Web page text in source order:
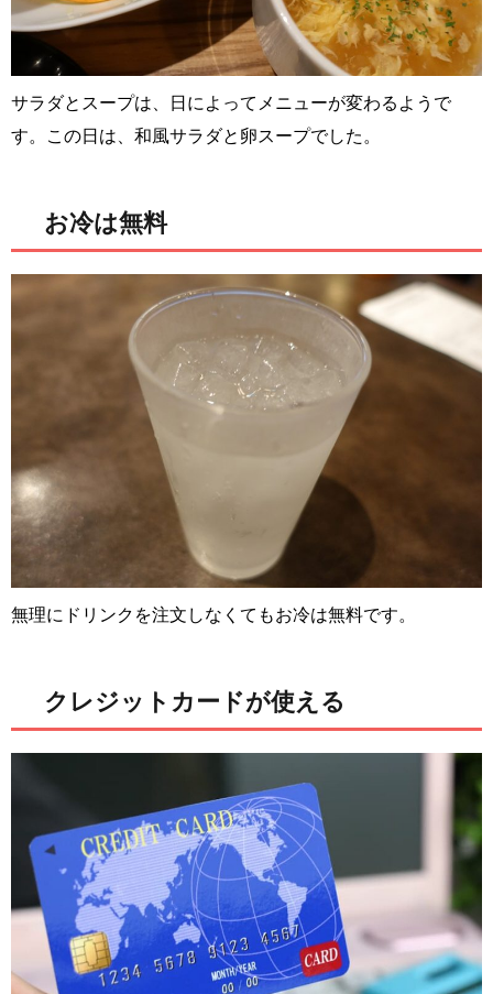
サラダとスープは、日によってメニューが変わるようで
す。この日は、和風サラダと卵スープでした。
お冷は無料
無理にドリンクを注文しなくてもお冷は無料です。
クレジットカードが使える